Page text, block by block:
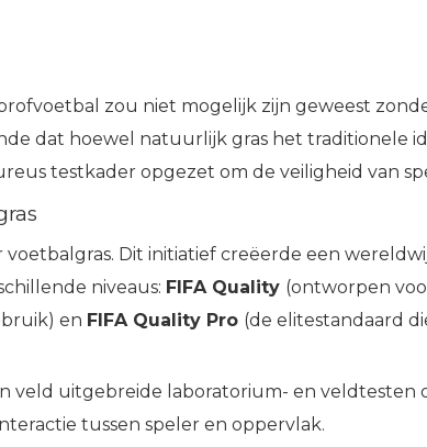
zou niet mogelijk zijn geweest
dat hoewel natuurlijk gras het traditionele
testkader opgezet om de veiligheid van
Dit initiatief creëerde een
niveaus: FIFA Quality (ontworpen
en FIFA Quality Pro (de elitestandaard
veld uitgebreide laboratorium- en veldtesten
tussen speler en oppervlak.